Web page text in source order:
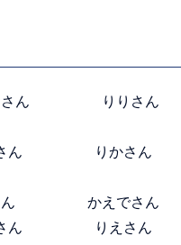
さん りりさん
さん りかさん
ん かえでさん
さん りえさん